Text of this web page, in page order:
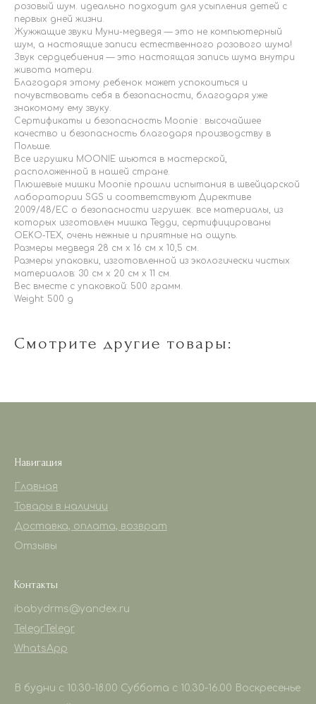
розовый шум. идеально подходит для усыпления детей с
первых дней жизни.
Жужжащие звуки Муни-медведя — это не компьютерный
шум, а настоящие записи естественного розового шума!
Звук сердцебиения — это настоящая запись шума внутри
живота матери.
Благодаря этому ребенок может успокоиться и
почувствовать себя в безопасности, благодаря уже
знакомому ему звуку.
Сертификаты и безопасность Moonie : высочайшее
качество и безопасность благодаря производству в
Польше.
Все игрушки MOONIE шьются в мастерской,
расположенной в нашей стране.
Плюшевые мишки Moonie прошли испытания в швейцарской
лаборатории SGS и соответствуют Директиве
2009/48/EC о безопасности игрушек. все материалы, из
которых изготовлен мишка Тедди, сертифицированы
OEKO-TEX, очень нежные и приятные на ощупь.
Размеры медведя 28 см х 16 см х 10,5 см.
Размеры упаковки, изготовленной из экологически чистых
материалов: 30 см х 20 см х 11 см.
Вес вместе с упаковкой: 500 грамм.
Weight: 500 g
Смотрите другие товары:
Навигация
Главная
Товары в наличии
Доставка, оплата, возврат
Отзывы
Контакты
ibabydrms@yandex.ru
TelegrTelegr
WhatsApp
В будни с 10.30-18.00 Суббота с 10.30-16.00 Воскресенье